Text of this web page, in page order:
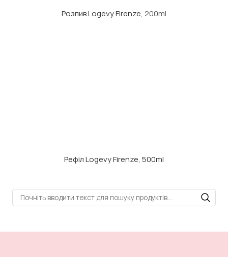
Розпив Logevy Firenze, 200ml
Рефіл Logevy Firenze, 500ml